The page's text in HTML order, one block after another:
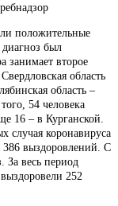
положительные
диагноз был
занимает второе
область
область –
54 человека
16 – в Курганской.
случая коронавируса
386 выздоровлений. С
За весь период
252